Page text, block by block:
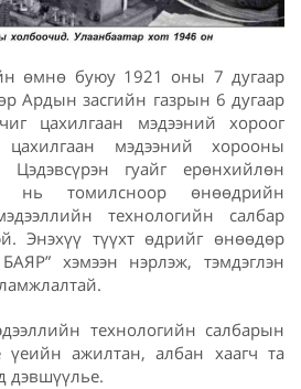
өмнө буюу 1921 оны 7 дугаар
Ардын засгийн газрын 6 дугаар
цахилгаан мэдээний хороог
мэдээний хорооны
гуайг ерөнхийлөн
нь томилсноор өнөөдрийн
технологийн салбар
Энэхүү түүхт өдрийг өнөөдөр
хэмээн нэрлэж, тэмдэглэн
технологийн салбарын
үеийн ажилтан, албан хаагч та
дэвшүүлье.